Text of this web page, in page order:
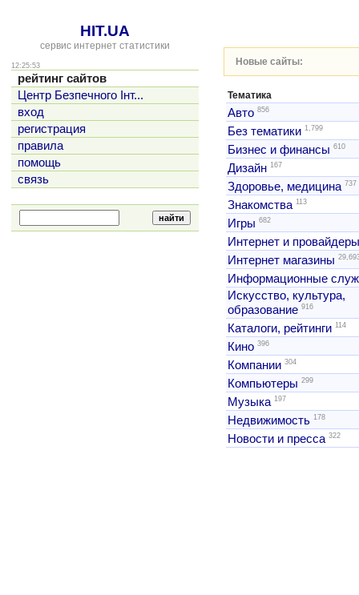
HIT.UA
сервис интернет статистики
12:25:53
рейтинг сайтов
Центр Безпечного Інт...
вход
регистрация
правила
помощь
связь
Новые сайты:
Тематика
Авто 856
Без тематики 1,799
Бизнес и финансы 610
Дизайн 167
Здоровье, медицина 737
Знакомства 113
Игры 682
Интернет и провайдеры
Интернет магазины
Информационные
Искусство, культура,
образование 916
Каталоги, рейтинги 114
Кино 396
Компании 304
Компьютеры 299
Музыка 197
Недвижимость 178
Новости и пресса 322